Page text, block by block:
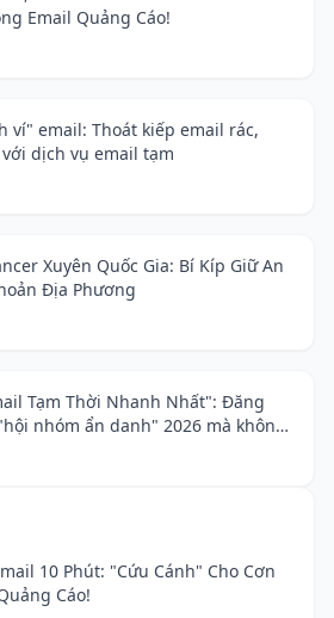
Email Quảng Cáo!
ví" email: Thoát kiếp email rác,
dịch vụ email tạm
Xuyên Quốc Gia: Bí Kíp Giữ An
Địa Phương
Tạm Thời Nhanh Nhất": Đăng
nhóm ẩn danh" 2026 mà không
10 Phút: "Cứu Cánh" Cho Cơn
Cáo!